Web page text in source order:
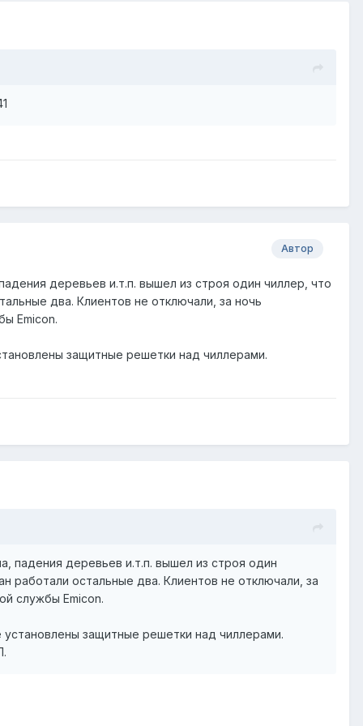
Автор
деревьев и.т.п. вышел из строя один чиллер, что
два. Клиентов не отключали, за ночь
Emicon.
защитные решетки над чиллерами.
падения деревьев и.т.п. вышел из строя один
работали остальные два. Клиентов не отключали, за
службы Emicon.
защитные решетки над чиллерами.